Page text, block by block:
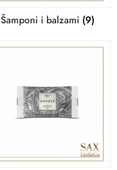
Šamponi i balzami (9)